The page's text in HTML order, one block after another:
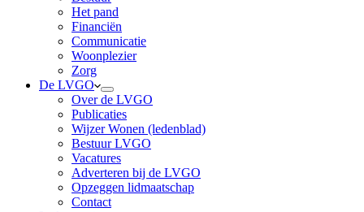
Het pand
Financiën
Communicatie
Woonplezier
Zorg
De LVGO
Over de LVGO
Publicaties
Wijzer Wonen (ledenblad)
Bestuur LVGO
Vacatures
Adverteren bij de LVGO
Opzeggen lidmaatschap
Contact